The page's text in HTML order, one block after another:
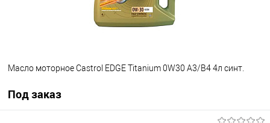
Масло моторное Castrol EDGE Titanium 0W30 A3/B4 4л синт.
Под заказ